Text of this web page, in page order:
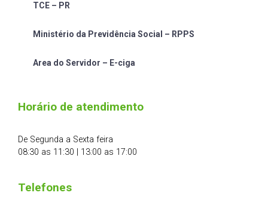
TCE – PR
Ministério da Previdência Social – RPPS
Area do Servidor – E-ciga
Horário de atendimento
De Segunda a Sexta feira
08:30 as 11:30 | 13:00 as 17:00
Telefones